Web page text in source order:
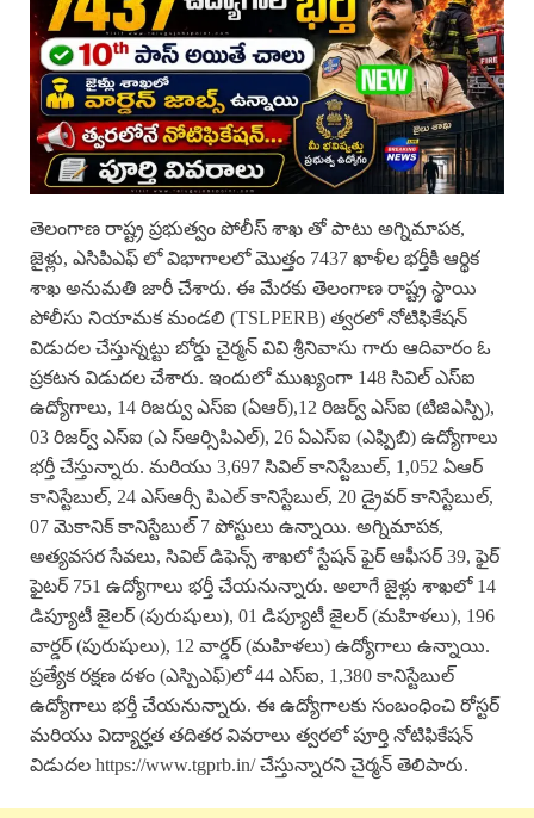
తెలంగాణ రాష్ట్ర ప్రభుత్వం పోలీస్ శాఖ తో పాటు అగ్నిమాపక,
జైళ్లు, ఎసిపిఎఫ్ లో విభాగాలలో మొత్తం 7437 ఖాళీల భర్తీకి ఆర్థిక
శాఖ అనుమతి జారీ చేశారు. ఈ మేరకు తెలంగాణ రాష్ట్ర స్థాయి
పోలీసు నియామక మండలి (TSLPERB) త్వరలో నోటిఫికేషన్
విడుదల చేస్తున్నట్టు బోర్డు చైర్మన్ వివి శ్రీనివాసు గారు ఆదివారం ఓ
ప్రకటన విడుదల చేశారు. ఇందులో ముఖ్యంగా 148 సివిల్ ఎస్ఐ
ఉద్యోగాలు, 14 రిజర్వు ఎస్ఐ (ఏఆర్),12 రిజర్వ్ ఎస్ఐ (టిజిఎస్పి),
03 రిజర్వ్ ఎస్ఐ (ఎ స్ఆర్సిపిఎల్), 26 ఏఎస్ఐ (ఎఫ్పిబి) ఉద్యోగాలు
భర్తీ చేస్తున్నారు. మరియు 3,697 సివిల్ కానిస్టేబుల్, 1,052 ఏఆర్
కానిస్టేబుల్, 24 ఎస్ఆర్సీ పిఎల్ కానిస్టేబుల్, 20 డ్రైవర్ కానిస్టేబుల్,
07 మెకానిక్ కానిస్టేబుల్ 7 పోస్టులు ఉన్నాయి. అగ్నిమాపక,
అత్యవసర సేవలు, సివిల్ డిఫెన్స్ శాఖలో స్టేషన్ ఫైర్ ఆఫీసర్ 39, ఫైర్
ఫైటర్ 751 ఉద్యోగాలు భర్తీ చేయనున్నారు. అలాగే జైళ్లు శాఖలో 14
డిప్యూటీ జైలర్ (పురుషులు), 01 డిప్యూటీ జైలర్ (మహిళలు), 196
వార్డర్ (పురుషులు), 12 వార్డర్ (మహిళలు) ఉద్యోగాలు ఉన్నాయి.
ప్రత్యేక రక్షణ దళం (ఎస్పిఎఫ్)లో 44 ఎస్ఐ, 1,380 కానిస్టేబుల్
ఉద్యోగాలు భర్తీ చేయనున్నారు. ఈ ఉద్యోగాలకు సంబంధించి రోస్టర్
మరియు విద్యార్హత తదితర వివరాలు త్వరలో పూర్తి నోటిఫికేషన్
విడుదల https://www.tgprb.in/ చేస్తున్నారని చైర్మన్ తెలిపారు.